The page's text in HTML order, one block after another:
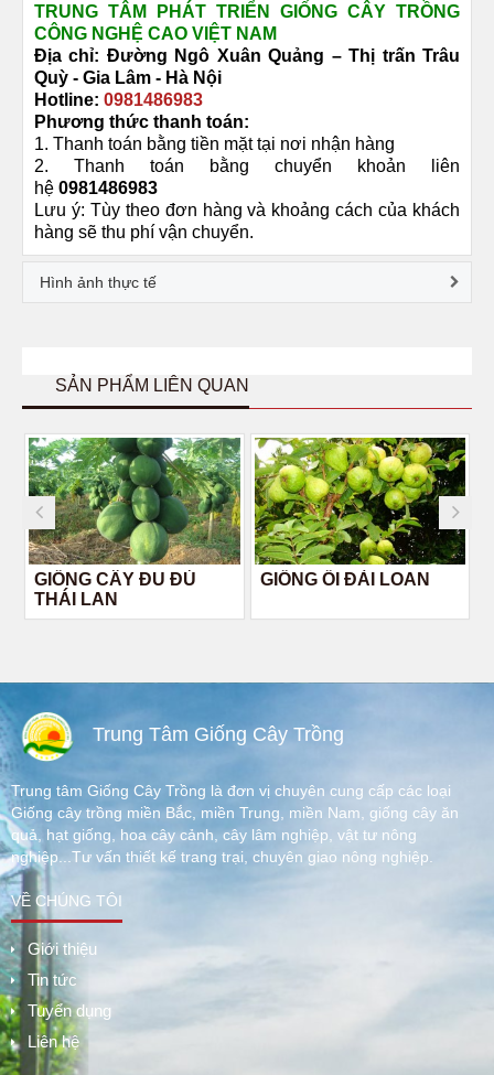
TRUNG TÂM PHÁT TRIỂN GIỐNG CÂY TRỒNG
CÔNG NGHỆ CAO VIỆT NAM
Địa chỉ: Đường Ngô Xuân Quảng –Thị trấn Trâu
Quỳ - Gia Lâm - Hà Nội
Hotline: 0981486983
Phương thức thanh toán:
1. Thanh toán bằng tiền mặt tại nơi nhận hàng
2. Thanh toán bằng chuyển khoản liên
hệ 0981486983
Lưu ý: Tùy theo đơn hàng và khoảng cách của khách
hàng sẽ thu phí vận chuyển.
Hình ảnh thực tế
SẢN PHẨM LIÊN QUAN
GIỐNG CÂY ĐU ĐỦ
THÁI LAN
GIỐNG ỔI ĐÀI LOAN
Trung Tâm Giống Cây Trồng
Trung tâm Giống Cây Trồng là đơn vị chuyên cung cấp các loại
Giống cây trồng miền Bắc, miền Trung, miền Nam, giống cây ăn
quả, hạt giống, hoa cây cảnh, cây lâm nghiệp, vật tư nông
nghiệp...Tư vấn thiết kế trang trại, chuyên giao nông nghiệp.
VỀ CHÚNG TÔI
Giới thiệu
Tin tức
Tuyển dụng
Liên hệ